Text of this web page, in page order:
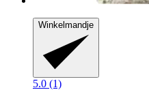
Winkelmandje
5.0 (1)